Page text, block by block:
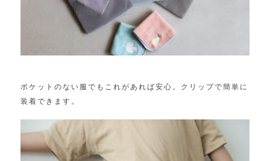
ポケットのない服でもこれがあれば安心。クリップで簡単に
装着できます。